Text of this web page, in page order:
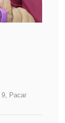
9, Pacar